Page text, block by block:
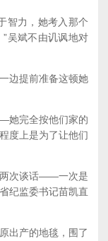
智力，她考入那个
吴斌不由讥讽地对
边提前准备这顿她
她完全按他们家的
度上是为了让他们
两次谈话——一次是
纪监委书记苗凯直
出产的地毯，围了